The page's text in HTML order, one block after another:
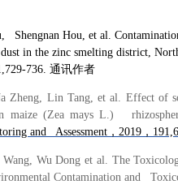
Shengnan Hou, et al.
in the zinc smelting district,
736. 通讯作者
Zheng, Lin Tang, et al. Effect of
maize (Zea mays L.)
and Assessment ， 2019 ，
Wang, Wu Dong et al. The
Contamination and